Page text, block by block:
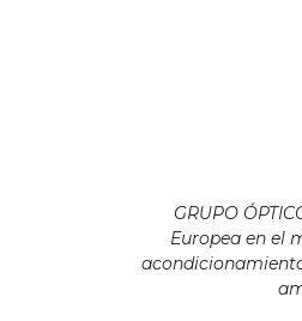
GRUPO
Europea en el